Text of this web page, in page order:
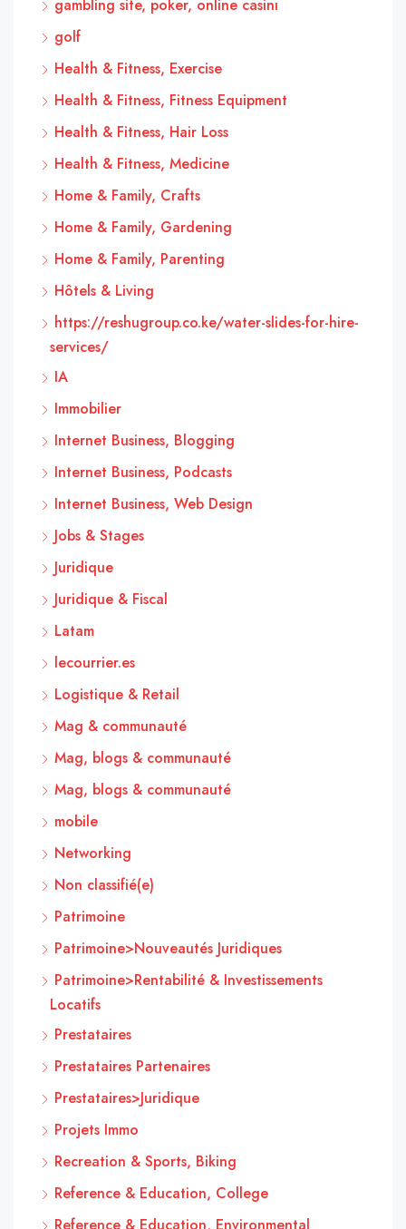
gambling site, poker, online casinı
golf
Health & Fitness, Exercise
Health & Fitness, Fitness Equipment
Health & Fitness, Hair Loss
Health & Fitness, Medicine
Home & Family, Crafts
Home & Family, Gardening
Home & Family, Parenting
Hôtels & Living
https://reshugroup.co.ke/water-slides-for-hire-
services/
IA
Immobilier
Internet Business, Blogging
Internet Business, Podcasts
Internet Business, Web Design
Jobs & Stages
Juridique
Juridique & Fiscal
Latam
lecourrier.es
Logistique & Retail
Mag & communauté
Mag, blogs & communauté
Mag, blogs & communauté
mobile
Networking
Non classifié(e)
Patrimoine
Patrimoine>Nouveautés Juridiques
Patrimoine>Rentabilité & Investissements
Locatifs
Prestataires
Prestataires Partenaires
Prestataires>Juridique
Projets Immo
Recreation & Sports, Biking
Reference & Education, College
Reference & Education, Environmental